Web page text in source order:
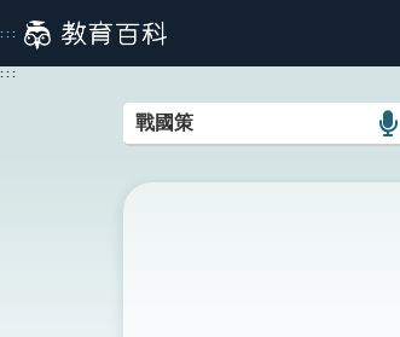
到
主
:::
:::
語